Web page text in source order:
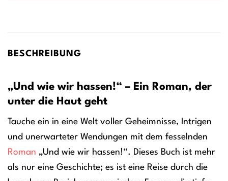
BESCHREIBUNG
„Und wie wir hassen!“ – Ein Roman, der
unter die Haut geht
Tauche ein in eine Welt voller Geheimnisse, Intrigen
und unerwarteter Wendungen mit dem fesselnden
Roman „Und wie wir hassen!“. Dieses Buch ist mehr
als nur eine Geschichte; es ist eine Reise durch die